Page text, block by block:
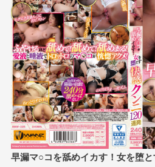
早漏マ○コを舐めイカす！女を堕